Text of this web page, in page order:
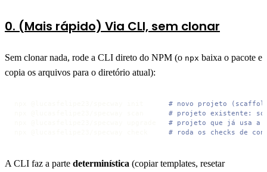
0. (Mais rápido) Via CLI, sem clonar
Sem clonar nada, rode a CLI direto do NPM (o npx baixa o pacote e
copia os arquivos para o diretório atual):
# novo projeto (scaffold
# projeto existente:
# projeto que já usa a
# roda os checks de
A CLI faz a parte determinística (copiar templates, resetar